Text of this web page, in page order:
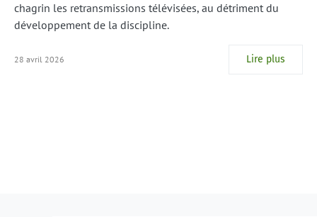
chagrin les retransmissions télévisées, au détriment du
développement de la discipline.
28 avril 2026 Lire plus